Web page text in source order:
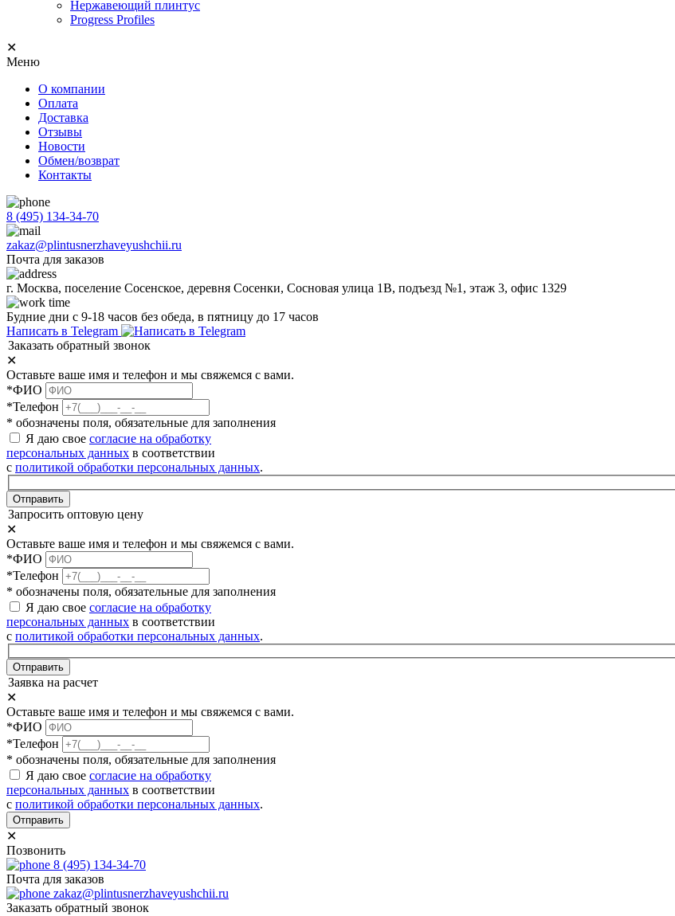
Нержавеющий плинтус
Progress Profiles
✕
Меню
О компании
Оплата
Доставка
Отзывы
Новости
Обмен/возврат
Контакты
8 (495) 134-34-70
zakaz@plintusnerzhaveyushchii.ru
Почта для заказов
г. Москва, поселение Сосенское, деревня Сосенки, Сосновая улица 1В, подъезд №1, этаж 3, офис 1329
Будние дни с 9-18 часов без обеда, в пятницу до 17 часов
Написать в Telegram
Заказать обратный звонок
✕
Оставьте ваше имя и телефон и мы свяжемся с вами.
*ФИО
*Телефон
* обозначены поля, обязательные для заполнения
Я даю свое согласие на обработку
персональных данных в соответствии
с политикой обработки персональных данных.
Отправить
Запросить оптовую цену
✕
Оставьте ваше имя и телефон и мы свяжемся с вами.
*ФИО
*Телефон
* обозначены поля, обязательные для заполнения
Я даю свое согласие на обработку
персональных данных в соответствии
с политикой обработки персональных данных.
Отправить
Заявка на расчет
✕
Оставьте ваше имя и телефон и мы свяжемся с вами.
*ФИО
*Телефон
* обозначены поля, обязательные для заполнения
Я даю свое согласие на обработку
персональных данных в соответствии
с политикой обработки персональных данных.
Отправить
✕
Позвонить
8 (495) 134-34-70
Почта для заказов
zakaz@plintusnerzhaveyushchii.ru
Заказать обратный звонок